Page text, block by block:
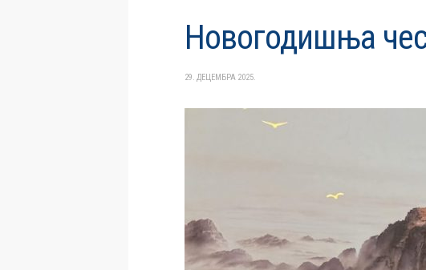
Новогодишња
29. ДЕЦЕМБРА 2025.